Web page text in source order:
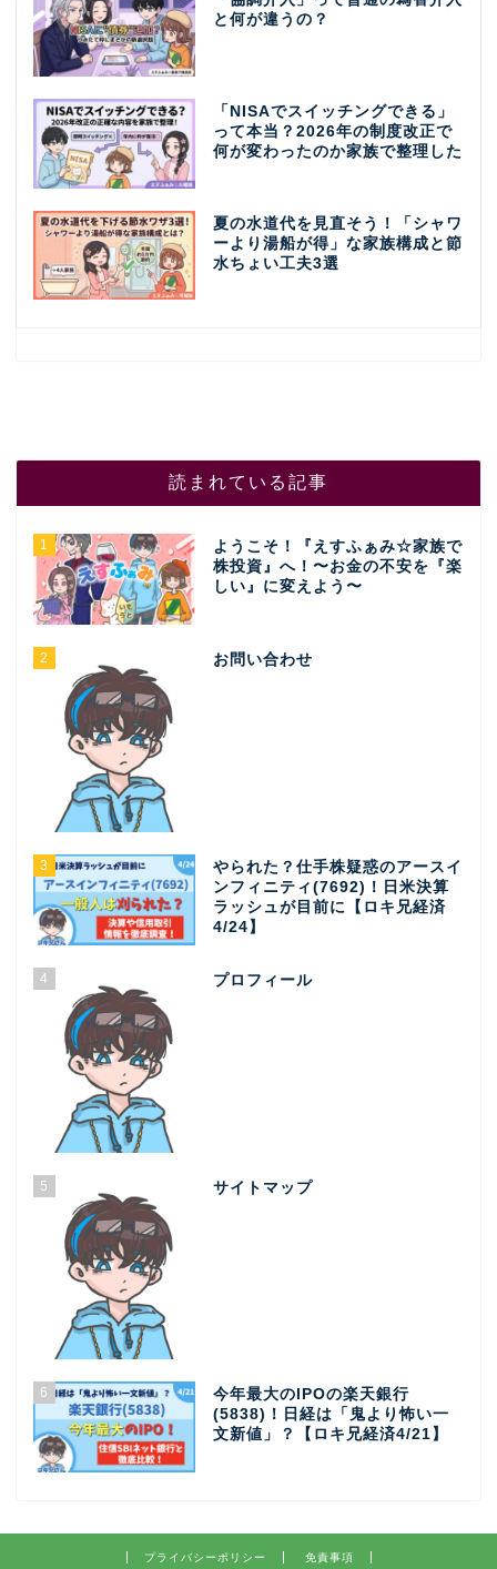
と何が違うの？
「NISAでスイッチングできる」
って本当？2026年の制度改正で
何が変わったのか家族で整理した
夏の水道代を見直そう！「シャワ
ーより湯船が得」な家族構成と節
水ちょい工夫3選
読まれている記事
1
ようこそ！『えすふぁみ☆家族で
株投資』へ！〜お金の不安を『楽
しい』に変えよう〜
2 お問い合わせ
3
やられた？仕手株疑惑のアースイ
ンフィニティ(7692)！日米決算
ラッシュが目前に【ロキ兄経済
4/24】
4 プロフィール
5 サイトマップ
6
今年最大のIPOの楽天銀行
(5838)！日経は「鬼より怖い一
文新値」？【ロキ兄経済4/21】
プライバシーポリシー 免責事項